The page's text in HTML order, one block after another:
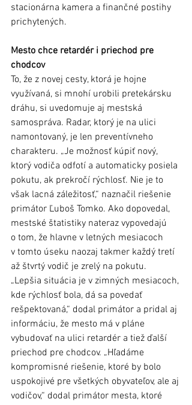
stacionárna kamera a finančné postihy
prichytených.
Mesto chce retardér i priechod pre
chodcov
To, že z novej cesty, ktorá je hojne
využívaná, si mnohí urobili pretekársku
dráhu, si uvedomuje aj mestská
samospráva. Radar, ktorý je na ulici
namontovaný, je len preventívneho
charakteru. „Je možnosť kúpiť nový,
ktorý vodiča odfotí a automaticky posiela
pokutu, ak prekročí rýchlosť. Nie je to
však lacná záležitosť,“ naznačil riešenie
primátor Ľuboš Tomko. Ako dopovedal,
mestské štatistiky nateraz vypovedajú
o tom, že hlavne v letných mesiacoch
v tomto úseku naozaj takmer každý tretí
až štvrtý vodič je zrelý na pokutu.
„Lepšia situácia je v zimných mesiacoch,
kde rýchlosť bola, dá sa povedať
rešpektovaná,“ dodal primátor a pridal aj
informáciu, že mesto má v pláne
vybudovať na ulici retardér a tiež ďalší
priechod pre chodcov. „Hľadáme
kompromisné riešenie, ktoré by bolo
uspokojivé pre všetkých obyvateľov, ale aj
vodičov,“ dodal primátor mesta, ktoré